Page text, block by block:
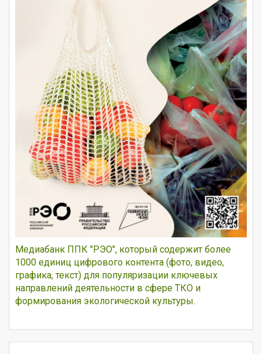
Медиабанк ППК "РЭО", который содержит более
1000 единиц цифрового контента (фото, видео,
графика, текст) для популяризации ключевых
направлений деятельности в сфере ТКО и
формирования экологической культуры.